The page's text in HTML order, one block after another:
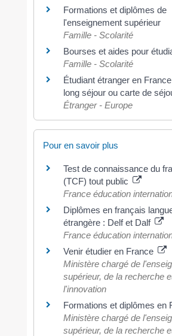
Formations et diplômes de
l'enseignement supérieur
Famille - Scolarité
Bourses et aides pour
Famille - Scolarité
Étudiant étranger en
long séjour ou carte de
Étranger - Europe
Pour en savoir plus
Test de connaissance du
(TCF) tout public
France éducation
Diplômes en français
étrangère : Delf et Dalf
France éducation
Venir étudier en France
Ministère chargé de
supérieur, de la recherche
l'innovation
Formations et diplômes en
Ministère chargé de
supérieur, de la recherche